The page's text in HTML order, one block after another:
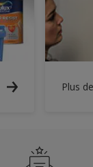
Plus